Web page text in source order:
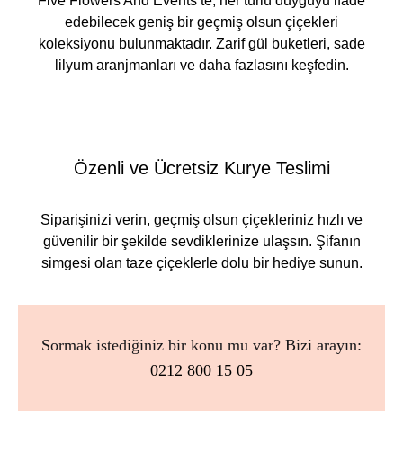
edebilecek geniş bir geçmiş olsun çiçekleri
koleksiyonu bulunmaktadır. Zarif gül buketleri, sade
lilyum aranjmanları ve daha fazlasını keşfedin.
Özenli ve Ücretsiz Kurye Teslimi
Siparişinizi verin, geçmiş olsun çiçekleriniz hızlı ve
güvenilir bir şekilde sevdiklerinize ulaşsın. Şifanın
simgesi olan taze çiçeklerle dolu bir hediye sunun.
Sormak istediğiniz bir konu mu var? Bizi arayın:
0212 800 15 05